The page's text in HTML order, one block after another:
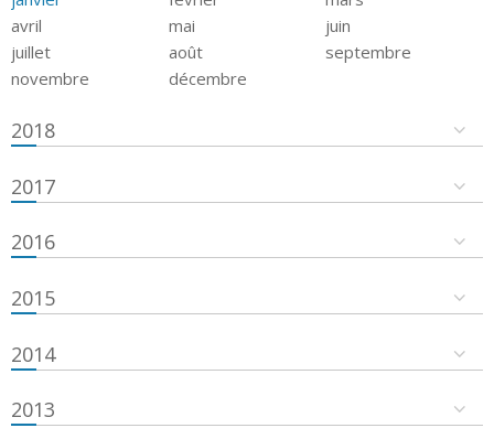
avril
mai
juin
juillet
août
septembre
novembre
décembre
2018
2017
2016
2015
2014
2013